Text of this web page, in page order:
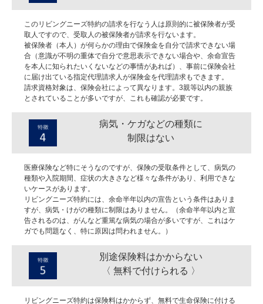
このリビングニーズ特約の請求を行なう人は原則的に被保険者が受
取人ですので、受取人の被保険者が請求を行ないます。
被保険者（本人）が何らかの理由で保険金を自分で請求できない場
合（意識が不明の重体で自分で意思表示できない場合や、余命宣告
を本人に知られたいくないなどの事情があれば）、事前に保険会社
に届け出ている指定代理請求人が保険金を代理請求もできます。
請求資格対象は、保険会社によって異なります。3親等以内の親族
とされていることが多いですが、これも確認が必要です。
病気・ケガなどの種類に
制限はない
医療保険など特にそうなのですが、保険の受取条件として、病気の
種類や入院期間、症状の大きさなど様々な条件があり、利用できな
いケースがあります。
リビングニーズ特約には、余命半年以内の宣告という条件はありま
すが、病気・けがの種類に制限はありません。（余命半年以内と宣
告されるのは、がんなど重篤な病気の場合が多いですが、これはケ
ガでも問題なく、特に原因は問われません。）
別途保険料はかからない
〈 無料で付けられる 〉
リビングニーズ特約は保険料はかからず、無料で生命保険に付ける